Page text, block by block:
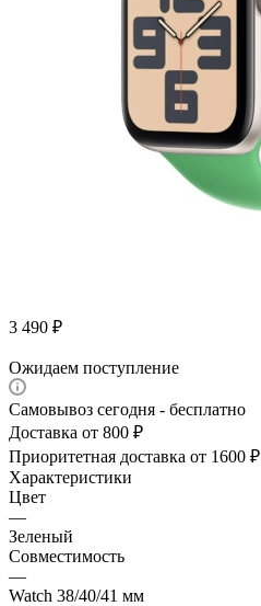
3 490 ₽
Ожидаем поступление
Самовывоз сегодня - бесплатно
Доставка от 800 ₽
Приоритетная доставка от 1600 ₽
Характеристики
Цвет
—
Зеленый
Совместимость
—
Watch 38/40/41 мм